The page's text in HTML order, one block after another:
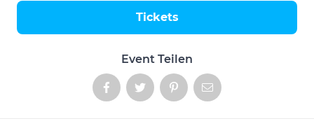
Event Teilen
Tickets